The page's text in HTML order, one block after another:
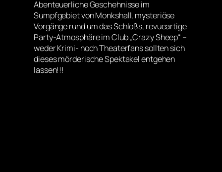
Abenteuerliche Geschehnisse im
Sumpfgebiet von Monkshall, mysteriöse
Vorgänge rund um das Schloßs, revueartige
Party-Atmosphäre im Club „Crazy Sheep“ –
weder Krimi- noch Theaterfans sollten sich
dieses mörderische Spektakel entgehen
lassen!!!